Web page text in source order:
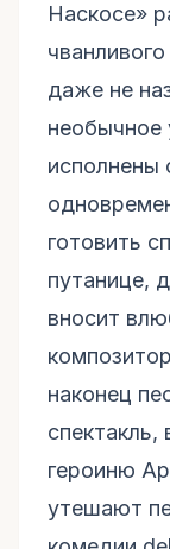
Наскосе»
даже не
необычное
исполнены
готовить
путанице,
вносит
наконец
героиню
утешают